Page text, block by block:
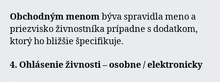
Obchodným menombýva spravidla meno a
priezvisko živnostníka prípadne s dodatkom,
ktorý ho bližšie špecifikuje.
4. Ohlásenie živnosti – osobne / elektronicky